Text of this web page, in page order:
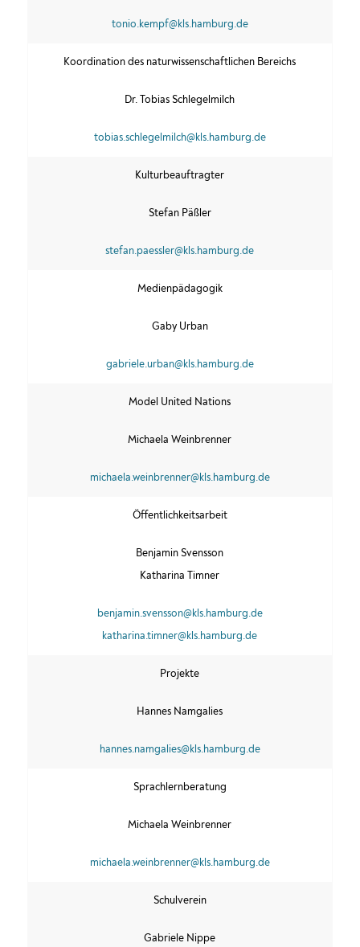
tonio.kempf@kls.hamburg.de
Koordination des naturwissenschaftlichen Bereichs
Dr. Tobias Schlegelmilch
tobias.schlegelmilch@kls.hamburg.de
Kulturbeauftragter
Stefan Päßler
stefan.paessler@kls.hamburg.de
Medienpädagogik
Gaby Urban
gabriele.urban@kls.hamburg.de
Model United Nations
Michaela Weinbrenner
michaela.weinbrenner@kls.hamburg.de
Öffentlichkeitsarbeit
Benjamin Svensson
Katharina Timner
benjamin.svensson@kls.hamburg.de
katharina.timner@kls.hamburg.de
Projekte
Hannes Namgalies
hannes.namgalies@kls.hamburg.de
Sprachlernberatung
Michaela Weinbrenner
michaela.weinbrenner@kls.hamburg.de
Schulverein
Gabriele Nippe